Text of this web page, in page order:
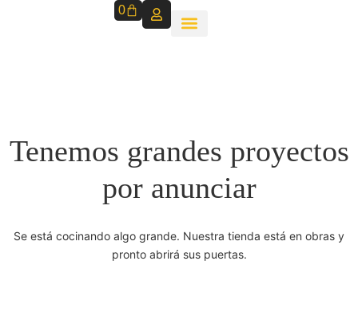
0
Tenemos grandes proyectos
por anunciar
Se está cocinando algo grande. Nuestra tienda está en obras y
pronto abrirá sus puertas.